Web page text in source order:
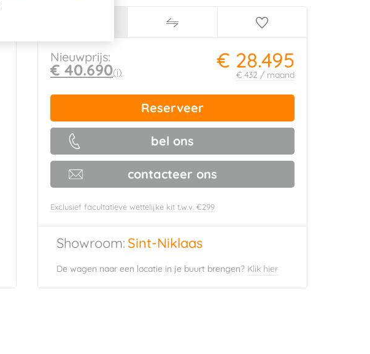
€ 28.495
€ 432 / maand
Nieuwprijs:
€ 40.690(i)
Reserveer
bel ons
contacteer ons
Exclusief facultatieve wettelijke kit t.w.v. €299
Showroom: Sint-Niklaas
De wagen naar een locatie in je buurt brengen? Klik hier